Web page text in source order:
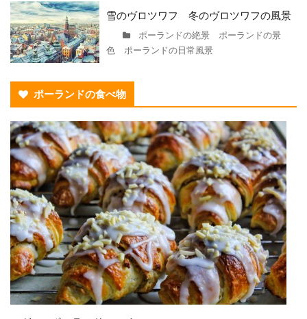
雪のヴロツワフ 冬のヴロツワフの風景
ポーランドの絶景 ポーランドの景
色 ポーランドの日常風景
ポーランドの食べ物